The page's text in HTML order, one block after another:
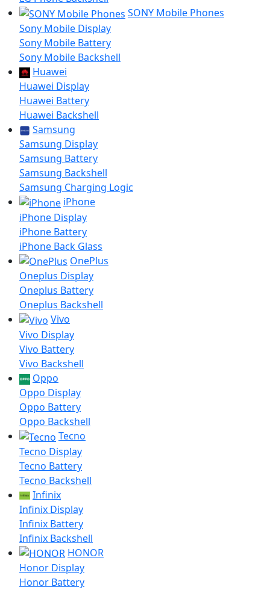
SONY Mobile Phones
Sony Mobile Display
Sony Mobile Battery
Sony Mobile Backshell
Huawei
Huawei Display
Huawei Battery
Huawei Backshell
Samsung
Samsung Display
Samsung Battery
Samsung Backshell
Samsung Charging Logic
iPhone
iPhone Display
iPhone Battery
iPhone Back Glass
OnePlus
Oneplus Display
Oneplus Battery
Oneplus Backshell
Vivo
Vivo Display
Vivo Battery
Vivo Backshell
Oppo
Oppo Display
Oppo Battery
Oppo Backshell
Tecno
Tecno Display
Tecno Battery
Tecno Backshell
Infinix
Infinix Display
Infinix Battery
Infinix Backshell
HONOR
Honor Display
Honor Battery